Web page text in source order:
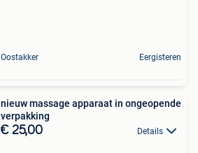
Oostakker Eergisteren
nieuw massage apparaat in ongeopende
verpakking
€ 25,00 Details